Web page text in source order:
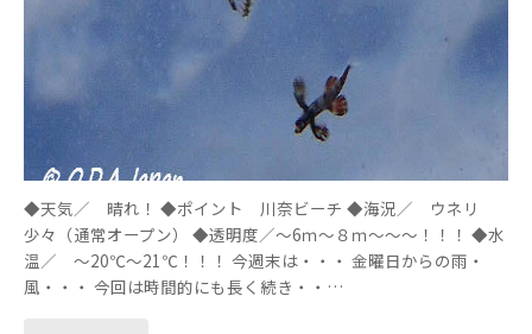
◆天気／ 晴れ！ ◆ポイント 川奈ビーチ ◆海況／ ウネリ
少々（通常オープン） ◆透明度／～6ｍ～８ｍ～～～！！！ ◆水
温／ ～20℃～21℃！！！ 今週末は・・・ 金曜日からの雨・
風・・・ 今回は時間的にも長く続き・・…